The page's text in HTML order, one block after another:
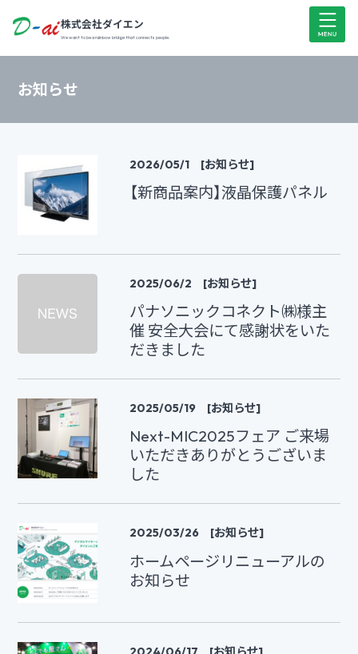
株式会社ダイエン
We want to be a rainbow bridge that connects people.
お知らせ
2026/05/1 [お知らせ]
【新商品案内】液晶保護パネル
2025/06/2 [お知らせ]
パナソニックコネクト㈱様主
催 安全大会にて感謝状をいた
だきました
2025/05/19 [お知らせ]
Next-MIC2025フェア ご来場
いただきありがとうございま
した
2025/03/26 [お知らせ]
ホームページリニューアルの
お知らせ